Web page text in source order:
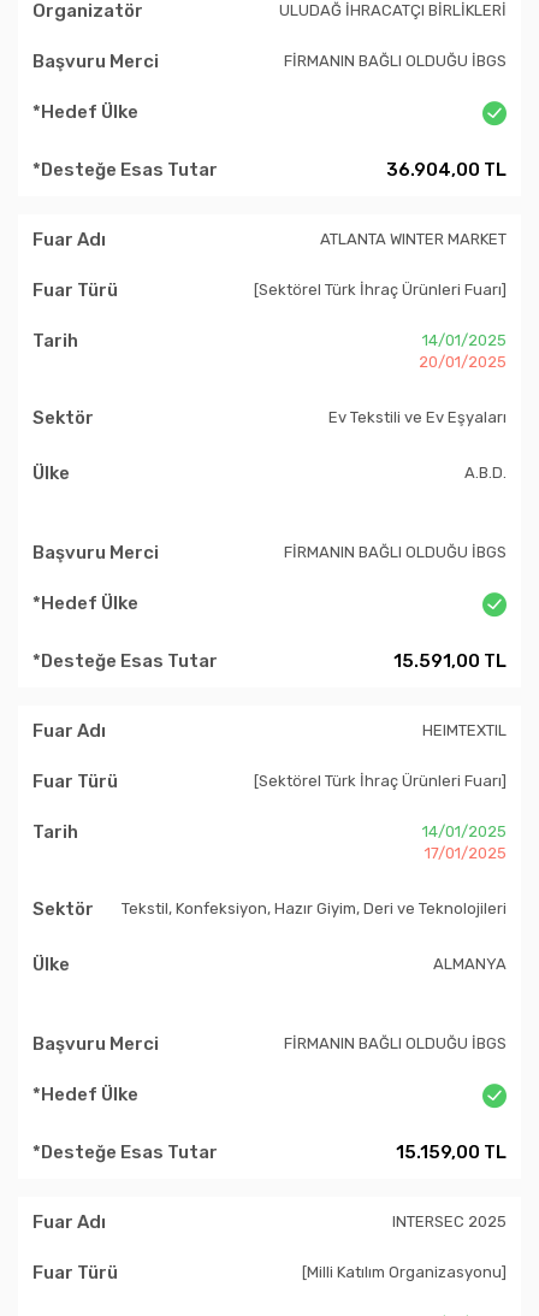
ULUDAĞ İHRACATÇI BİRLİKLERİ
FİRMANIN BAĞLI OLDUĞU İBGS
36.904,00 TL
ATLANTA WINTER MARKET
[Sektörel Türk İhraç Ürünleri Fuarı]
14/01/2025
20/01/2025
Ev Tekstili ve Ev Eşyaları
A.B.D.
FİRMANIN BAĞLI OLDUĞU İBGS
15.591,00 TL
HEIMTEXTIL
[Sektörel Türk İhraç Ürünleri Fuarı]
14/01/2025
17/01/2025
Tekstil, Konfeksiyon, Hazır Giyim, Deri ve Teknolojileri
ALMANYA
FİRMANIN BAĞLI OLDUĞU İBGS
15.159,00 TL
INTERSEC 2025
[Milli Katılım Organizasyonu]